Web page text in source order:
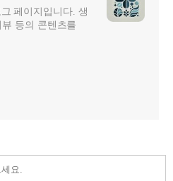
페이지입니다. 생
등의 콘텐츠를